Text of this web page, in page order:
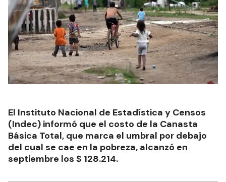
El Instituto Nacional de Estadística y Censos
(Indec) informó que el costo de la Canasta
Básica Total, que marca el umbral por debajo
del cual se cae en la pobreza, alcanzó en
septiembre los $ 128.214.